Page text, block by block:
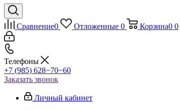
Сравнение0 Отложенные 0 Корзина0 0
Телефоны
+7 (985) 628−70−60
Заказать звонок
Личный кабинет